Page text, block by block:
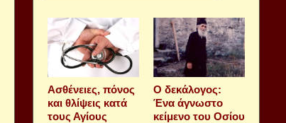
Aσθένειες, πόνος
και θλίψεις κατά
τους Αγίους
Ο δεκάλογος:
Ένα άγνωστο
κείμενο του Οσίου